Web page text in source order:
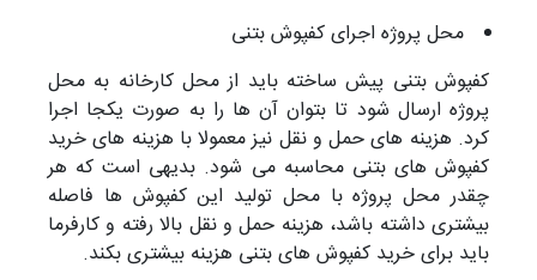
محل پروژه اجرای کفپوش بتنی
کفپوش بتنی پیش ساخته باید از محل کارخانه به محل
پروژه ارسال شود تا بتوان آن ها را به صورت یکجا اجرا
کرد. هزینه های حمل و نقل نیز معمولا با هزینه های خرید
کفپوش های بتنی محاسبه می شود. بدیهی است که هر
چقدر محل پروژه با محل تولید این کفپوش ها فاصله
بیشتری داشته باشد، هزینه حمل و نقل بالا رفته و کارفرما
باید برای خرید کفپوش های بتنی هزینه بیشتری بکند.